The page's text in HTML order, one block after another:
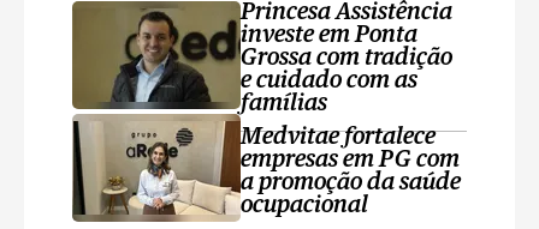
Princesa Assistência
investe em Ponta
Grossa com tradição
e cuidado com as
famílias
Medvitae fortalece
empresas em PG com
a promoção da saúde
ocupacional